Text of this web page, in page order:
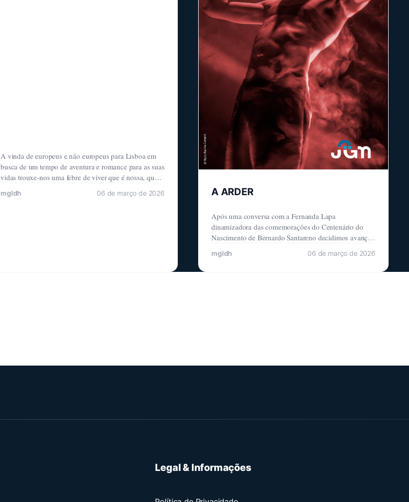
A vinda de europeus e não europeus para Lisboa em
busca de um tempo de aventura e romance para as suas
vidas trouxe-nos uma febre de viver que é nossa, que é
compulsiva, que é do sul. Aqui se têm mantido e
alimentado essas febres por debaixo de tudo
mgldh 06 de março de 2026 A ARDER
Após uma conversa com a Fernanda Lapa
dinamizadora das comemorações do Centenário do
Nascimento de Bernardo Santareno decidimos avançar
para a construção de uma peça que tivesse por base o
texto O Judeu e outros elementos biográficos
mgldh 06 de março de 2026
Legal & Informações